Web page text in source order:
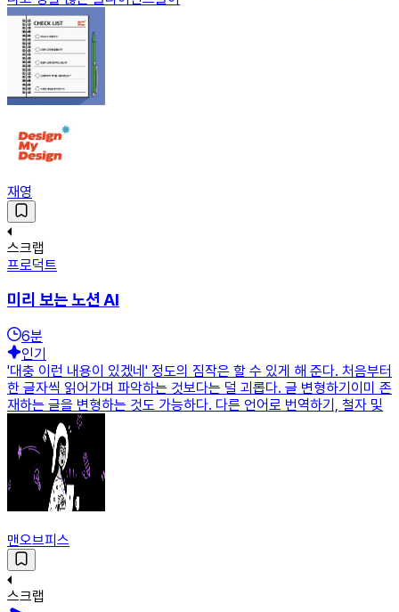
재영
스크랩
프로덕트
미리 보는 노션 AI
6분
인기
'대충 이런 내용이 있겠네' 정도의 짐작은 할 수 있게 해 준다. 처음부터
한 글자씩 읽어가며 파악하는 것보다는 덜 괴롭다. 글 변형하기이미 존
재하는 글을 변형하는 것도 가능하다. 다른 언어로 번역하기, 철자 및
맨오브피스
스크랩